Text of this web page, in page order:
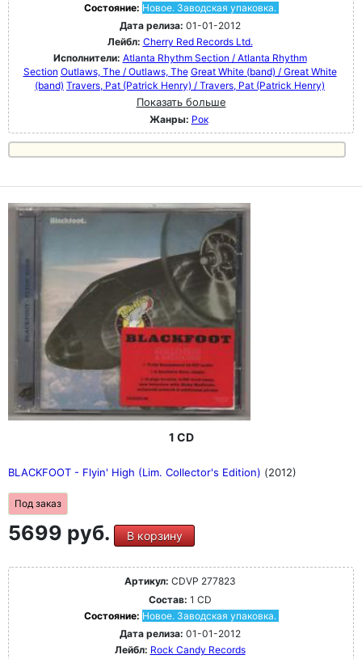
Состояние: Новое. Заводская упаковка.
Дата релиза: 01-01-2012
Лейбл: Cherry Red Records Ltd.
Исполнители: Atlanta Rhythm Section / Atlanta Rhythm
Section Outlaws, The / Outlaws, The Great White (band) / Great White
(band) Travers, Pat (Patrick Henry) / Travers, Pat (Patrick Henry)
Показать больше
Жанры: Рок
1 CD
BLACKFOOT - Flyin' High (Lim. Collector's Edition) (2012)
Под заказ
5699 руб. В корзину
Артикул: CDVP 277823
Состав: 1 CD
Состояние: Новое. Заводская упаковка.
Дата релиза: 01-01-2012
Лейбл: Rock Candy Records